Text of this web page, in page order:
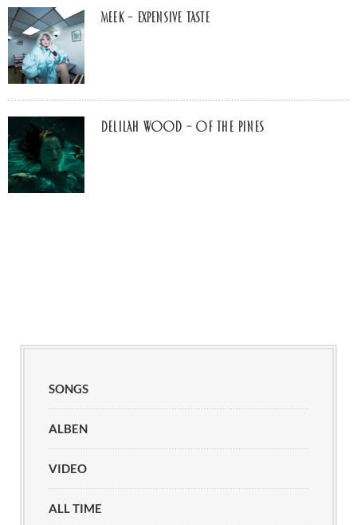
MEEK – Expensive Taste
Delilah Wood – of the pines
SONGS
ALBEN
VIDEO
ALL TIME